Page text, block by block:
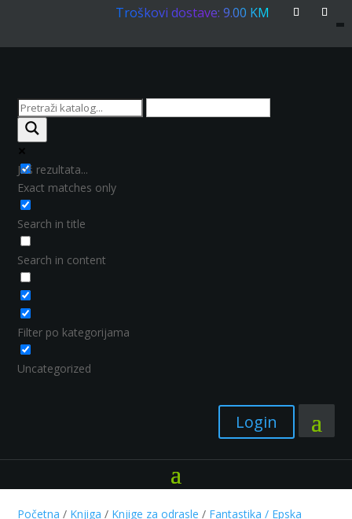
Troškovi dostave: 9.00 KM
Još rezultata...
Exact matches only
Search in title
Search in content
Filter po kategorijama
Uncategorized
Login
Početna / Knjiga / Knjige za odrasle / Fantastika / Epska